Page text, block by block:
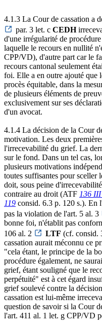
4.1.3 La Cour de cassation a
par. 3 let. c CEDH
d'une irrégularité de
laquelle le recours en nullité
CPP/VD), d'autre part car le
recours cantonal seulement
foi. Elle a en outre ajouté que
procès équitable, dans la
de plusieurs éléments de
exclusivement sur ses
d'un avocat.
4.1.4 La décision de la Cour
motivation. Les deux
l'irrecevabilité du grief. La
sur le fond. Dans un tel cas,
plusieurs motivations
toutes suffisantes pour sceller
doit, sous peine
contraire au droit (ATF 136
119 consid. 6.3 p. 120 s.). En
pas la violation de l'art. 5 al. 3
bonne foi, n'établit pas
106 al. 2
LTF (cf. consid.
cassation aurait méconnu ce
"cela étant, le principe de la
procédure également, ne
grief, étant souligné que le
perpétuité" est à cet égard
grief soulevé contre la
cassation est lui-même
question de savoir si la Cour
l'art. 411 al. 1 let. g CPP/VD